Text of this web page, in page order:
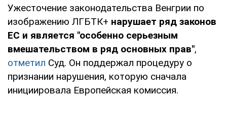
Ужесточение законодательства Венгрии по
изображению ЛГБТК+ нарушает ряд законов
ЕС и является "особенно серьезным
вмешательством в ряд основных прав",
отметил Суд. Он поддержал процедуру о
признании нарушения, которую сначала
инициировала Европейская комиссия.